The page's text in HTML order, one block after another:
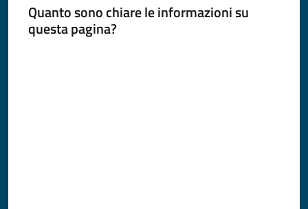
Quanto sono chiare le informazioni su
questa pagina?